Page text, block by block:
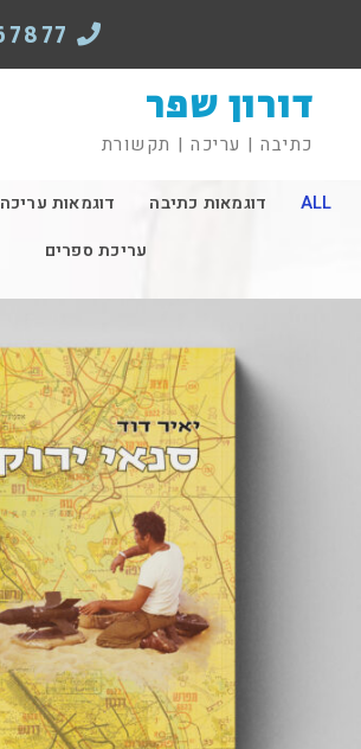
052-5667877
דורון שפר
כתיבה | עריכה | תקשורת
ALL דוגמאות כתיבה דוגמאות עריכה
עריכת ספרים